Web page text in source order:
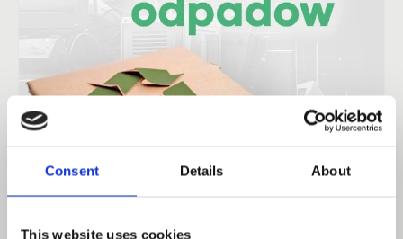
Consent Details About
This website uses cookies
Kiedy firma musi prowadzić ewidencję